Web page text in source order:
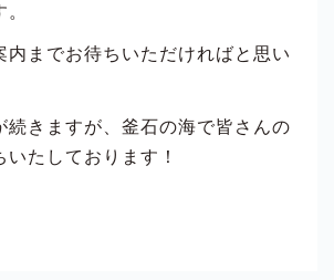
内までお待ちいただければと思い
続きますが、釜石の海で皆さんの
たしております！